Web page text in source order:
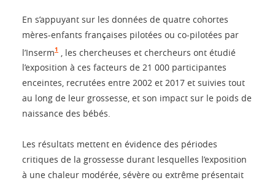
En s’appuyant sur les données de quatre cohortes
mères-enfants françaises pilotées ou co-pilotées par
l’Inserm1
, les chercheuses et chercheurs ont étudié
l’exposition à ces facteurs de 21 000 participantes
enceintes, recrutées entre 2002 et 2017 et suivies tout
au long de leur grossesse, et son impact sur le poids de
naissance des bébés.
Les résultats mettent en évidence des périodes
critiques de la grossesse durant lesquelles l’exposition
à une chaleur modérée, sévère ou extrême présentait